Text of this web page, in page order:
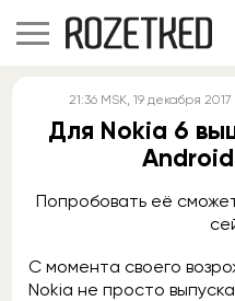
21:36 MSK, 19 декабря 2017
Для Nokia 6
Попробовать её
С момента своего
Nokia не просто